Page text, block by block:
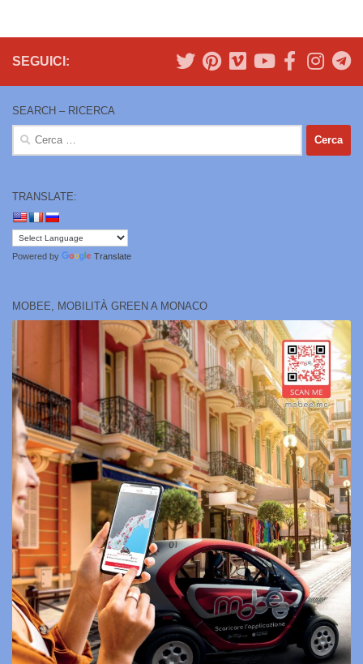
SEGUICI:
SEARCH – RICERCA
Ricerca
TRANSLATE:
Powered by Translate
MOBEE, MOBILITÀ GREEN A MONACO